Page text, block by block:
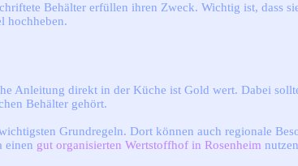
Behälter erfüllen ihren Zweck. Wichtig ist, dass
hochheben.
Anleitung direkt in der Küche ist Gold wert. Dabei
Behälter gehört.
Grundregeln. Dort können auch regionale
einen gut organisierten Wertstoffhof in Rosenheim